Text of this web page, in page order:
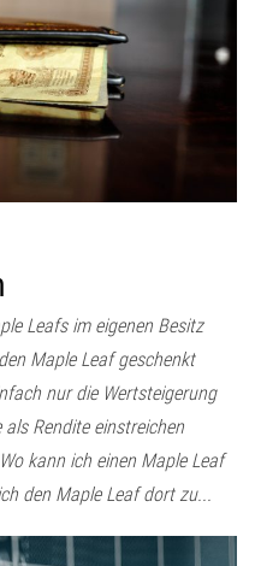
Leafs im eigenen Besitz
Maple Leaf geschenkt
nur die Wertsteigerung
Rendite einstreichen
kann ich einen Maple Leaf
den Maple Leaf dort zu...